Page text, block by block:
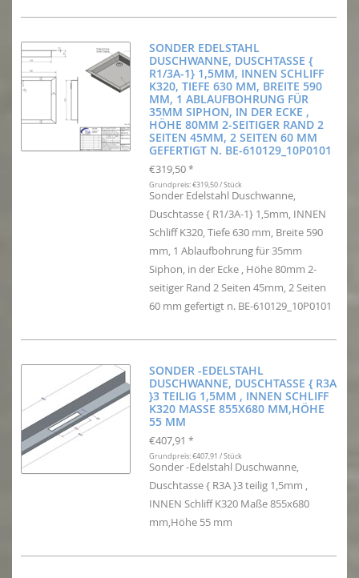
SONDER EDELSTAHL
DUSCHWANNE, DUSCHTASSE {
R1/3A-1} 1,5MM, INNEN SCHLIFF
K320, TIEFE 630 MM, BREITE 590
MM, 1 ABLAUFBOHRUNG FÜR
35MM SIPHON, IN DER ECKE ,
HÖHE 80MM 2-SEITIGER RAND 2
SEITEN 45MM, 2 SEITEN 60 MM
GEFERTIGT N. BE-610129_10P0101
€319,50 *
Grundpreis: €319,50 / Stück
Sonder Edelstahl Duschwanne,
Duschtasse { R1/3A-1} 1,5mm, INNEN
Schliff K320, Tiefe 630 mm, Breite 590
mm, 1 Ablaufbohrung für 35mm
Siphon, in der Ecke , Höhe 80mm 2-
seitiger Rand 2 Seiten 45mm, 2 Seiten
60 mm gefertigt n. BE-610129_10P0101
SONDER -EDELSTAHL
DUSCHWANNE, DUSCHTASSE { R3A
}3 TEILIG 1,5MM , INNEN SCHLIFF
K320 MASSE 855X680 MM,HÖHE
55 MM
€407,91 *
Grundpreis: €407,91 / Stück
Sonder -Edelstahl Duschwanne,
Duschtasse { R3A }3 teilig 1,5mm ,
INNEN Schliff K320 Maße 855x680
mm,Höhe 55 mm